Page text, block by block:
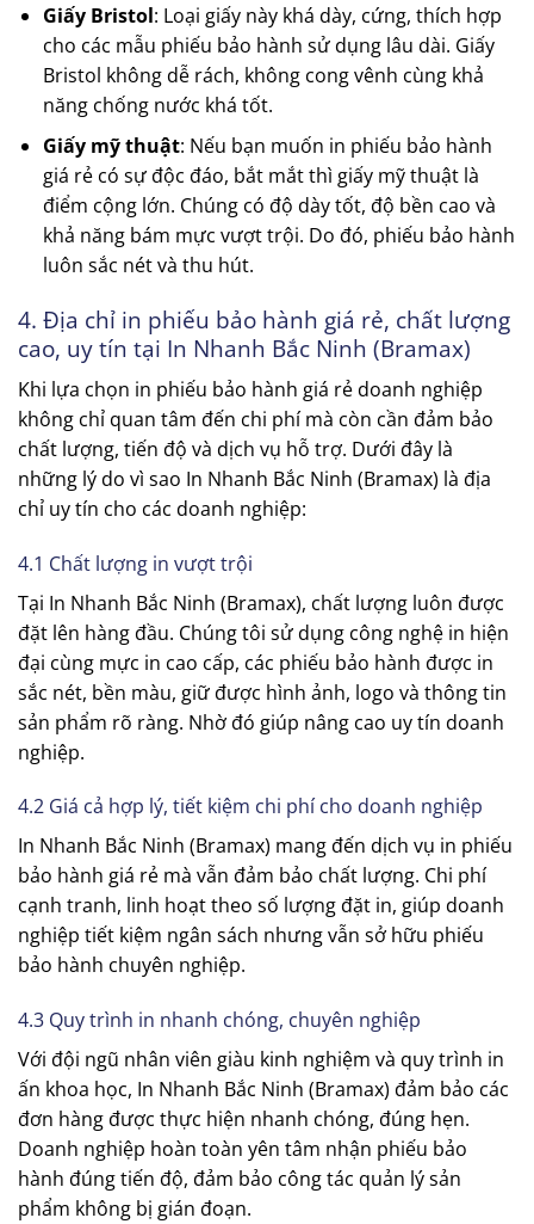
Giấy Bristol: Loại giấy này khá dày, cứng, thích hợp
cho các mẫu phiếu bảo hành sử dụng lâu dài. Giấy
Bristol không dễ rách, không cong vênh cùng khả
năng chống nước khá tốt.
Giấy mỹ thuật: Nếu bạn muốn in phiếu bảo hành
giá rẻ có sự độc đáo, bắt mắt thì giấy mỹ thuật là
điểm cộng lớn. Chúng có độ dày tốt, độ bền cao và
khả năng bám mực vượt trội. Do đó, phiếu bảo hành
luôn sắc nét và thu hút.
4. Địa chỉ in phiếu bảo hành giá rẻ, chất lượng
cao, uy tín tại In Nhanh Bắc Ninh (Bramax)
Khi lựa chọn in phiếu bảo hành giá rẻ doanh nghiệp
không chỉ quan tâm đến chi phí mà còn cần đảm bảo
chất lượng, tiến độ và dịch vụ hỗ trợ. Dưới đây là
những lý do vì sao In Nhanh Bắc Ninh (Bramax) là địa
chỉ uy tín cho các doanh nghiệp:
4.1 Chất lượng in vượt trội
Tại In Nhanh Bắc Ninh (Bramax), chất lượng luôn được
đặt lên hàng đầu. Chúng tôi sử dụng công nghệ in hiện
đại cùng mực in cao cấp, các phiếu bảo hành được in
sắc nét, bền màu, giữ được hình ảnh, logo và thông tin
sản phẩm rõ ràng. Nhờ đó giúp nâng cao uy tín doanh
nghiệp.
4.2 Giá cả hợp lý, tiết kiệm chi phí cho doanh nghiệp
In Nhanh Bắc Ninh (Bramax) mang đến dịch vụ in phiếu
bảo hành giá rẻ mà vẫn đảm bảo chất lượng. Chi phí
cạnh tranh, linh hoạt theo số lượng đặt in, giúp doanh
nghiệp tiết kiệm ngân sách nhưng vẫn sở hữu phiếu
bảo hành chuyên nghiệp.
4.3 Quy trình in nhanh chóng, chuyên nghiệp
Với đội ngũ nhân viên giàu kinh nghiệm và quy trình in
ấn khoa học, In Nhanh Bắc Ninh (Bramax) đảm bảo các
đơn hàng được thực hiện nhanh chóng, đúng hẹn.
Doanh nghiệp hoàn toàn yên tâm nhận phiếu bảo
hành đúng tiến độ, đảm bảo công tác quản lý sản
phẩm không bị gián đoạn.